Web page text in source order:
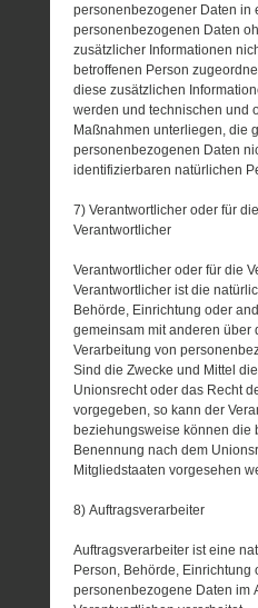
personenbezogener Daten in
personenbezogenen Daten
zusätzlicher Informationen
betroffenen Person
diese zusätzlichen
werden und technischen und
Maßnahmen unterliegen, die
personenbezogenen Daten
identifizierbaren natürlichen
7) Verantwortlicher oder für
Verantwortlicher
Verantwortlicher oder für die
Verantwortlicher ist die
Behörde, Einrichtung oder
gemeinsam mit anderen über
Verarbeitung von
Sind die Zwecke und Mittel
Unionsrecht oder das Recht
vorgegeben, so kann der
beziehungsweise können die
Benennung nach dem
Mitgliedstaaten vorgesehen
8) Auftragsverarbeiter
Auftragsverarbeiter ist eine
Person, Behörde, Einrichtung
personenbezogene Daten im